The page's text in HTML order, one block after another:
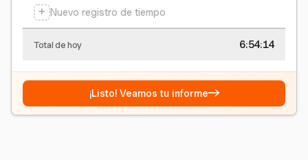
+ Nuevo registro de tiempo
Total de hoy 6:54:15
¡Listo! Veamos tu informe→